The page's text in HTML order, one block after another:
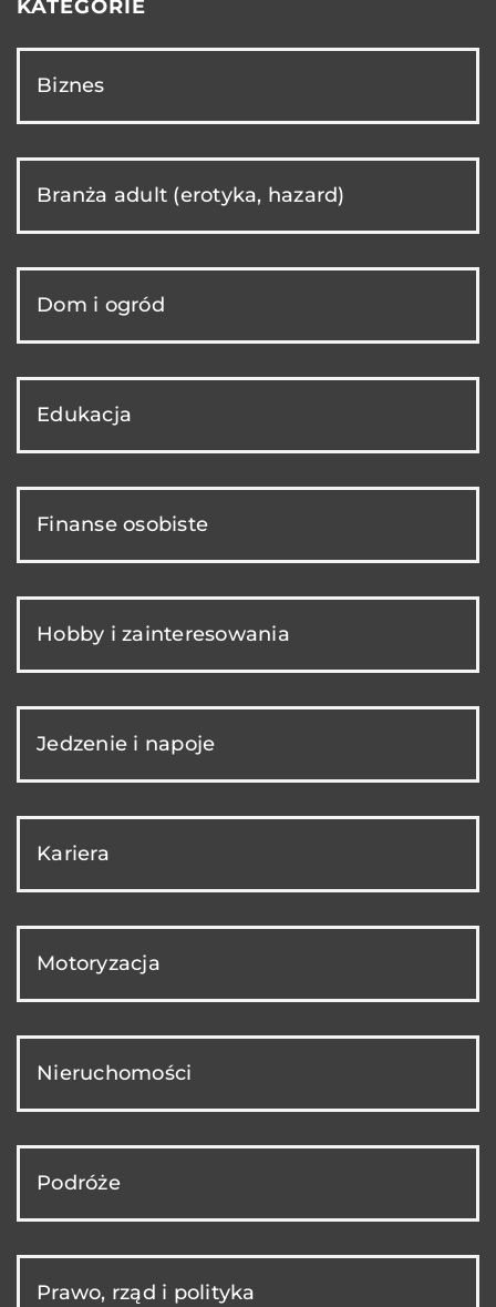
KATEGORIE
Biznes
Branża adult (erotyka, hazard)
Dom i ogród
Edukacja
Finanse osobiste
Hobby i zainteresowania
Jedzenie i napoje
Kariera
Motoryzacja
Nieruchomości
Podróże
Prawo, rząd i polityka